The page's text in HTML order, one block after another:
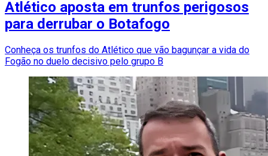
Atlético aposta em trunfos perigosos
para derrubar o Botafogo
Conheça os trunfos do Atlético que vão bagunçar a vida do
Fogão no duelo decisivo pelo grupo B